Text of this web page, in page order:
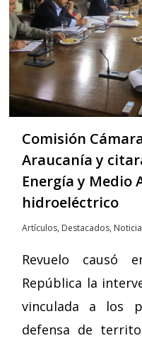
Comisión
Araucanía y
Energía y Medio
hidroeléctrico
Artículos, Destacados,
Revuelo causó
República la
vinculada a los
defensa de